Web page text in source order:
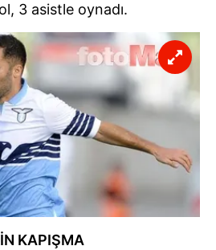
3 asistle oynadı.
KAPIŞMA